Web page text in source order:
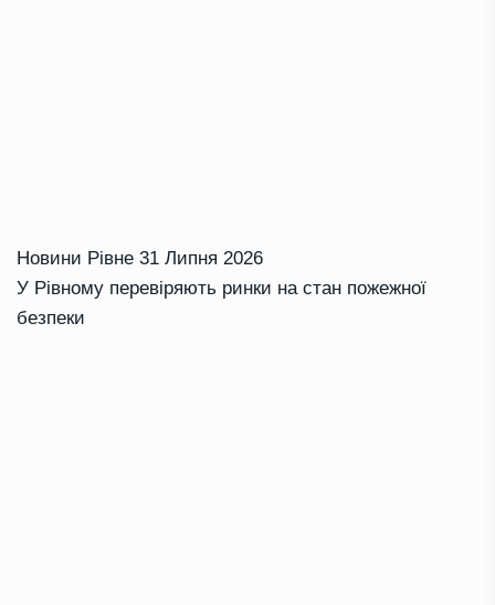
Новини Рівне 31 Липня 2026
У Рівному перевіряють ринки на стан пожежної
безпеки